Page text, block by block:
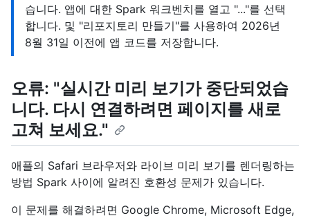
습니다. 앱에 대한 Spark 워크벤치를 열고 "..."를 선택
합니다. 및 "리포지토리 만들기"를 사용하여 2026년
8월 31일 이전에 앱 코드를 저장합니다.
오류: "실시간 미리 보기가 중단되었습
니다. 다시 연결하려면 페이지를 새로
고쳐 보세요."
애플의 Safari 브라우저와 라이브 미리 보기를 렌더링하는
방법 Spark 사이에 알려진 호환성 문제가 있습니다.
이 문제를 해결하려면 Google Chrome, Microsoft Edge,